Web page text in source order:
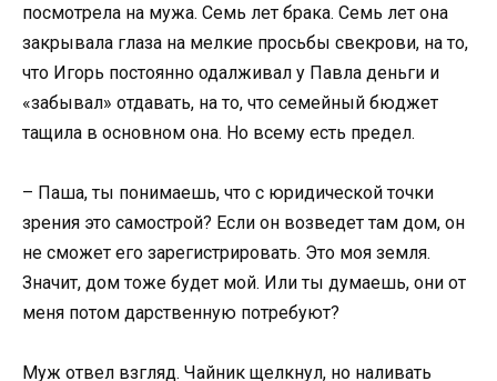
посмотрела на мужа. Семь лет брака. Семь лет она
закрывала глаза на мелкие просьбы свекрови, на то,
что Игорь постоянно одалживал у Павла деньги и
«забывал» отдавать, на то, что семейный бюджет
тащила в основном она. Но всему есть предел.
– Паша, ты понимаешь, что с юридической точки
зрения это самострой? Если он возведет там дом, он
не сможет его зарегистрировать. Это моя земля.
Значит, дом тоже будет мой. Или ты думаешь, они от
меня потом дарственную потребуют?
Муж отвел взгляд. Чайник щелкнул, но наливать